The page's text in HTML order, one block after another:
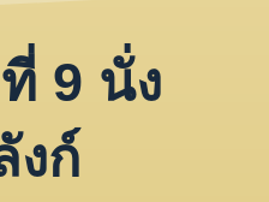
9 นั่ง
งก์